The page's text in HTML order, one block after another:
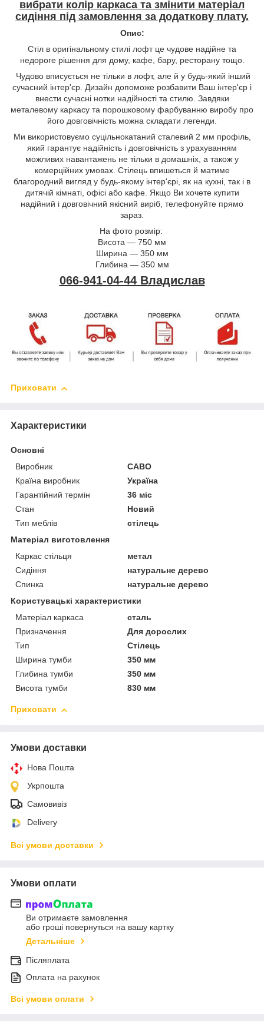
вибрати колір каркаса та змінити матеріал
сидіння під замовлення за додаткову плату.
Опис:
Стіл в оригінальному стилі лофт це чудове надійне та
недороге рішення для дому, кафе, бару, ресторану тощо.
Чудово вписується не тільки в лофт, але й у будь-який інший
сучасний інтер'єр. Дизайн допоможе розбавити Ваш інтер'єр і
внести сучасні нотки надійності та стилю. Завдяки
металевому каркасу та порошковому фарбуванню виробу про
його довговічність можна складати легенди.
Ми використовуємо суцільнокатаний сталевий 2 мм профіль,
який гарантує надійність і довговічність з урахуванням
можливих навантажень не тільки в домашніх, а також у
комерційних умовах. Стілець впишеться й матиме
благородний вигляд у будь-якому інтер'єрі, як на кухні, так і в
дитячій кімнаті, офісі або кафе. Якщо Ви хочете купити
надійний і довговічний якісний виріб, телефонуйте прямо
зараз.
На фото розмір:
Висота — 750 мм
Ширина — 350 мм
Глибина — 350 мм
066-941-04-44 Владислав
Приховати
Характеристики
Основні
Виробник
САВО
Країна виробник
Україна
Гарантійний термін
36 міс
Стан
Новий
Тип меблів
стілець
Матеріал виготовлення
Каркас стільця
метал
Сидіння
натуральне дерево
Спинка
натуральне дерево
Користувацькі характеристики
Матеріал каркаса
сталь
Призначення
Для дорослих
Тип
Стілець
Ширина тумби
350 мм
Глибина тумби
350 мм
Висота тумби
830 мм
Приховати
Умови доставки
Нова Пошта
Укрпошта
Самовивіз
Delivery
Всі умови доставки
Умови оплати
Ви отримаєте замовлення
або гроші повернуться на вашу картку
Детальніше
Післяплата
Оплата на рахунок
Всі умови оплати